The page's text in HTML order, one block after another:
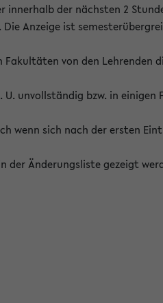
innerhalb der nächsten 2
Anzeige ist
von den
unvollständig bzw. in einigen
wenn sich nach der ersten
der Änderungsliste gezeigt